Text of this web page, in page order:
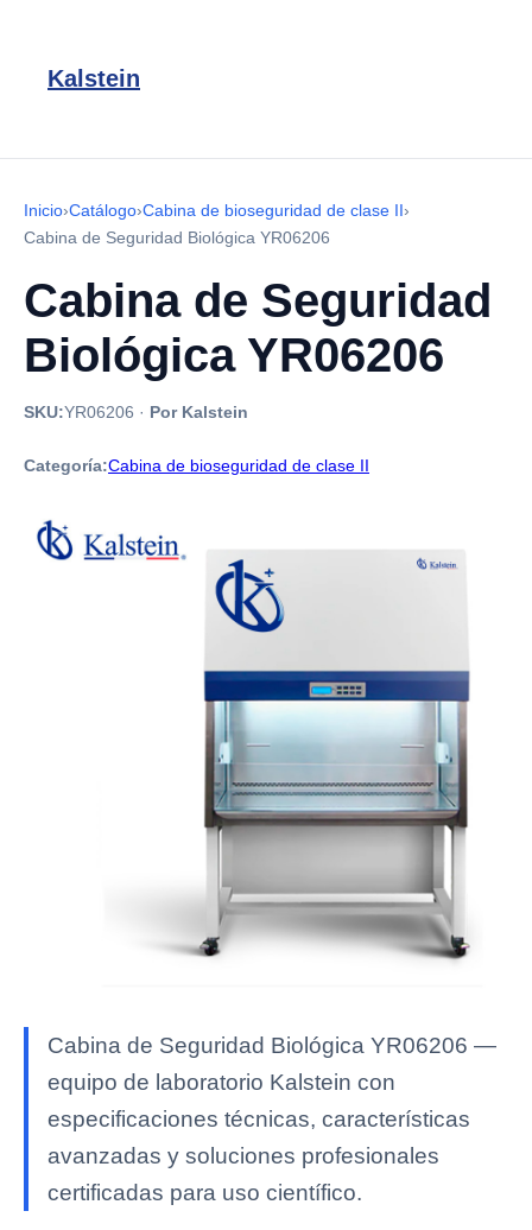
Kalstein
Inicio›Catálogo›Cabina de bioseguridad de clase II›
Cabina de Seguridad Biológica YR06206
Cabina de Seguridad
Biológica YR06206
SKU:YR06206 · Por Kalstein
Categoría:Cabina de bioseguridad de clase II
Cabina de Seguridad Biológica YR06206 —
equipo de laboratorio Kalstein con
especificaciones técnicas, características
avanzadas y soluciones profesionales
certificadas para uso científico.